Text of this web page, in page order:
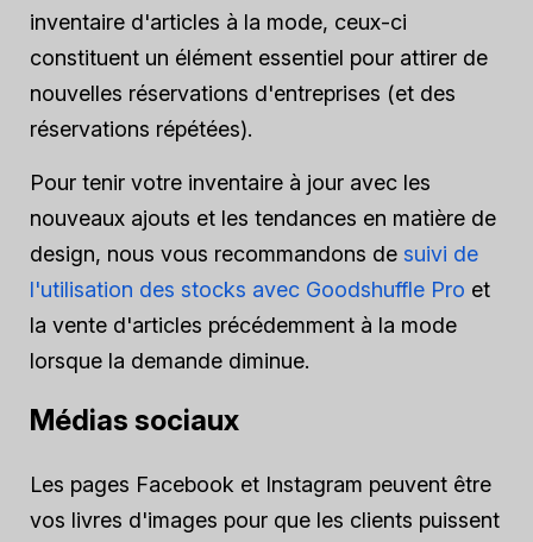
inventaire d'articles à la mode, ceux-ci
constituent un élément essentiel pour attirer de
nouvelles réservations d'entreprises (et des
réservations répétées).
Pour tenir votre inventaire à jour avec les
nouveaux ajouts et les tendances en matière de
design, nous vous recommandons de suivi de
l'utilisation des stocks avec Goodshuffle Pro et
la vente d'articles précédemment à la mode
lorsque la demande diminue.
Médias sociaux
Les pages Facebook et Instagram peuvent être
vos livres d'images pour que les clients puissent